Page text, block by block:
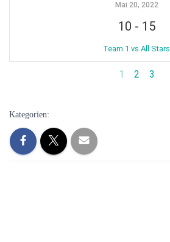
Mai 20, 2022
10 - 15
Team 1 vs All Stars
1 2 3
Kategorien: